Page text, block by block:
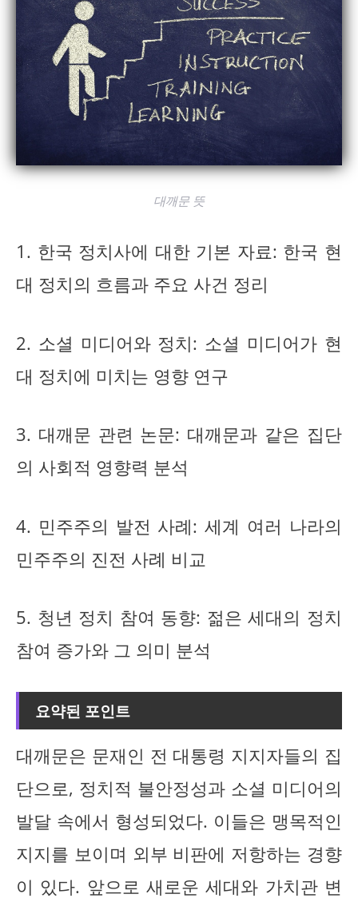
대깨문 뜻
1. 한국 정치사에 대한 기본 자료: 한국 현
대 정치의 흐름과 주요 사건 정리
2. 소셜 미디어와 정치: 소셜 미디어가 현
대 정치에 미치는 영향 연구
3. 대깨문 관련 논문: 대깨문과 같은 집단
의 사회적 영향력 분석
4. 민주주의 발전 사례: 세계 여러 나라의
민주주의 진전 사례 비교
5. 청년 정치 참여 동향: 젊은 세대의 정치
참여 증가와 그 의미 분석
요약된 포인트
대깨문은 문재인 전 대통령 지지자들의 집
단으로, 정치적 불안정성과 소셜 미디어의
발달 속에서 형성되었다. 이들은 맹목적인
지지를 보이며 외부 비판에 저항하는 경향
이 있다. 앞으로 새로운 세대와 가치관 변